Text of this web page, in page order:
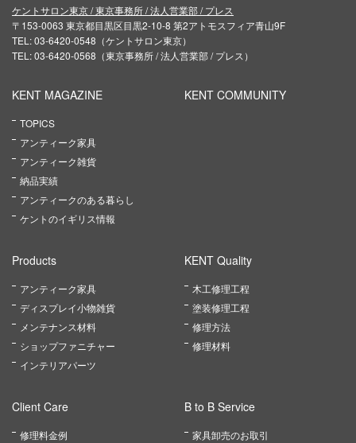
ケントサロン東京 / 東京事務所 / 法人営業部 / プレス
〒153-0063 東京都目黒区目黒2-10-8 第2アトモスフィア青山9F
TEL: 03-6420-0548（ケントサロン東京）
TEL: 03-6420-0568（東京事務所 / 法人営業部 / プレス）
KENT MAGAZINE
TOPICS
アンティーク家具
アンティーク雑貨
納品実績
アンティークのある暮らし
ケントのイギリス情報
KENT COMMUNITY
Products
アンティーク家具
ディスプレイ小物雑貨
メンテナンス材料
ショップファニチャー
インテリアパーツ
KENT Quality
木工修理工程
塗装修理工程
修理方法
修理材料
Client Care
修理料金例
B to B Service
家具卸売のお取引